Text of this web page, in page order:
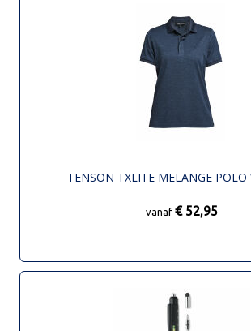
TENSON TXLITE MELANGE POLO
vanaf € 52,95